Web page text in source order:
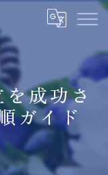
成功さ
ガイド